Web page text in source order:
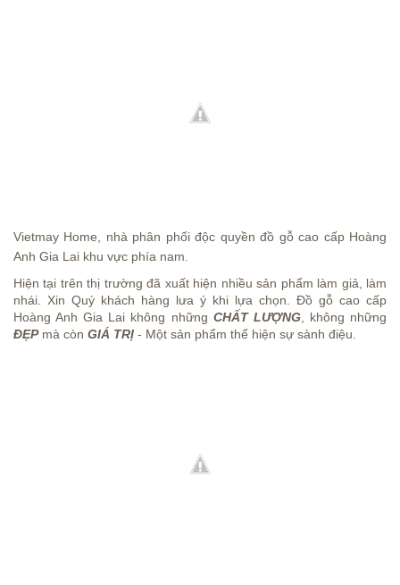
Vietmay Home, nhà phân phối độc quyền đồ gỗ cao cấp Hoàng
Anh Gia Lai khu vực phía nam.
Hiện tại trên thị trường đã xuất hiện nhiều sản phẩm làm giả, làm
nhái. Xin Quý khách hàng lưa ý khi lựa chọn. Đồ gỗ cao cấp
Hoàng Anh Gia Lai không những CHẤT LƯỢNG, không những
ĐẸPmà còn GIÁ TRỊ - Một sản phẩm thể hiện sự sành điệu.